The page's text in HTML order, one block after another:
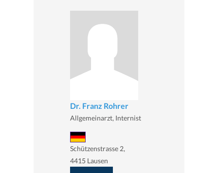
Dr. Franz Rohrer
Allgemeinarzt, Internist
Schützenstrasse 2,
4415 Lausen